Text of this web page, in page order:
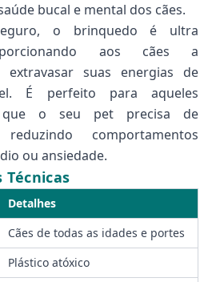
bucal e mental dos cães.
o brinquedo é ultra
aos cães a
extravasar suas energias de
É perfeito para aqueles
que o seu pet precisa de
reduzindo comportamentos
ou ansiedade.
Detalhes
Cães de todas as idades e portes
Plástico atóxico